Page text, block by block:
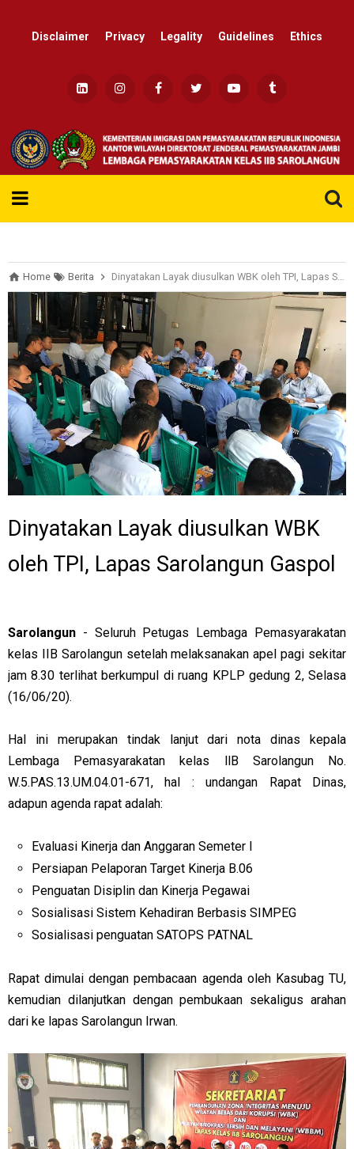
Disclaimer Privacy Legality Guidelines Ethics
Home Berita Dinyatakan Layak diusulkan WBK oleh TPI, Lapas Sarolangun Gaspol
Dinyatakan Layak diusulkan WBK
oleh TPI, Lapas Sarolangun Gaspol
Sarolangun - Seluruh Petugas Lembaga Pemasyarakatan
kelas IIB Sarolangun setelah melaksanakan apel pagi sekitar
jam 8.30 terlihat berkumpul di ruang KPLP gedung 2, Selasa
(16/06/20).
Hal ini merupakan tindak lanjut dari nota dinas kepala
Lembaga Pemasyarakatan kelas llB Sarolangun No.
W.5.PAS.13.UM.04.01-671, hal : undangan Rapat Dinas,
adapun agenda rapat adalah:
Evaluasi Kinerja dan Anggaran Semeter I
Persiapan Pelaporan Target Kinerja B.06
Penguatan Disiplin dan Kinerja Pegawai
Sosialisasi Sistem Kehadiran Berbasis SIMPEG
Sosialisasi penguatan SATOPS PATNAL
Rapat dimulai dengan pembacaan agenda oleh Kasubag TU,
kemudian dilanjutkan dengan pembukaan sekaligus arahan
dari ke lapas Sarolangun Irwan.